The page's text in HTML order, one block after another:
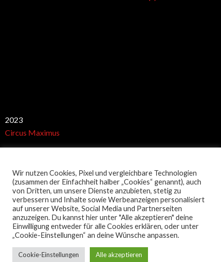
2023
Circus Maximus
Restaurant Guru
Copyright 2018
Wir nutzen Cookies, Pixel und vergleichbare Technologien
(zusammen der Einfachheit halber „Cookies“ genannt), auch
von Dritten, um unsere Dienste anzubieten, stetig zu
verbessern und Inhalte sowie Werbeanzeigen personalisiert
auf unserer Website, Social Media und Partnerseiten
anzuzeigen. Du kannst hier unter "Alle akzeptieren" deine
Einwilligung entweder für alle Cookies erklären, oder unter
„Cookie-Einstellungen“ an deine Wünsche anpassen.
Cookie-Einstellungen Alle akzeptieren